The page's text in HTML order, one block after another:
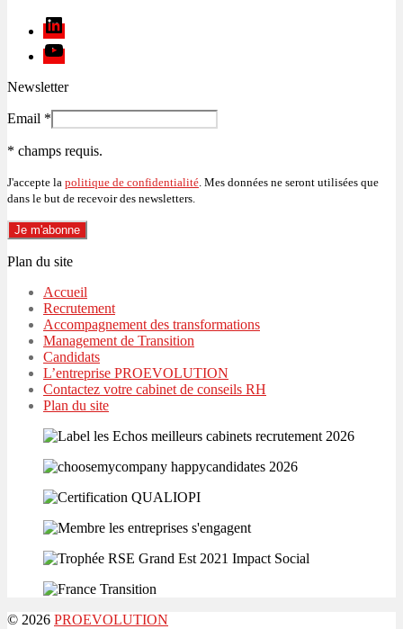
Linkedin
Youtube
Newsletter
Email *
* champs requis.
J'accepte la politique de confidentialité . Mes données ne seront utilisées que
dans le but de recevoir des newsletters.
Plan du site
Accueil
Recrutement
Accompagnement des transformations
Management de Transition
Candidats
L’entreprise PROEVOLUTION
Contactez votre cabinet de conseils RH
Plan du site
© 2026 PROEVOLUTION